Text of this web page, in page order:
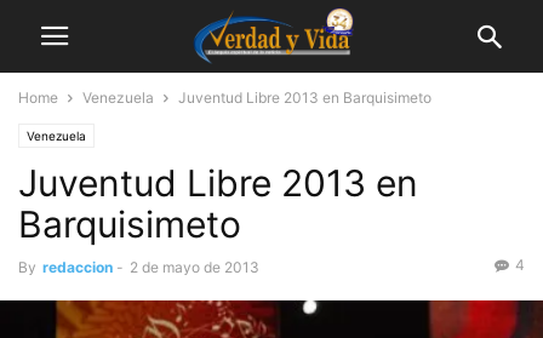
Home Venezuela Juventud Libre 2013 en Barquisimeto
Venezuela
Juventud Libre 2013 en
Barquisimeto
By redaccion - 2 de mayo de 2013 4